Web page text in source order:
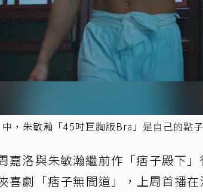
中，朱敏瀚「45吋巨胸版Bra」是自己的點
嘉洛與朱敏瀚繼前作「痞子殿下
喜劇「痞子無間道」，上周首播